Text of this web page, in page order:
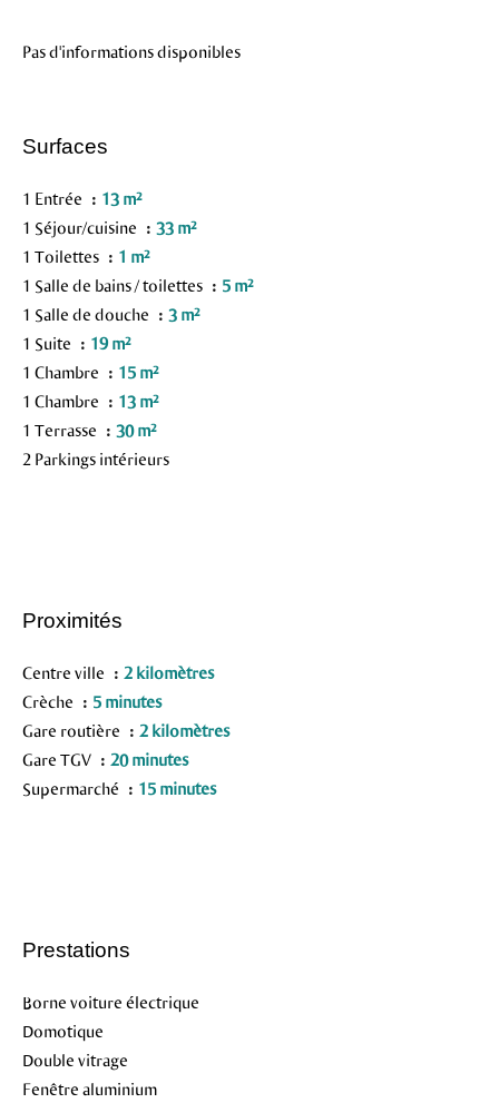
Pas d'informations disponibles
Surfaces
1 Entrée
13 m²
1 Séjour/cuisine
33 m²
1 Toilettes
1 m²
1 Salle de bains / toilettes
5 m²
1 Salle de douche
3 m²
1 Suite
19 m²
1 Chambre
15 m²
1 Chambre
13 m²
1 Terrasse
30 m²
2 Parkings intérieurs
Proximités
Centre ville
2 kilomètres
Crèche
5 minutes
Gare routière
2 kilomètres
Gare TGV
20 minutes
Supermarché
15 minutes
Prestations
Borne voiture électrique
Domotique
Double vitrage
Fenêtre aluminium